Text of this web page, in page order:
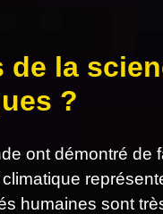
de la
?
ont démontré de
humaines sont